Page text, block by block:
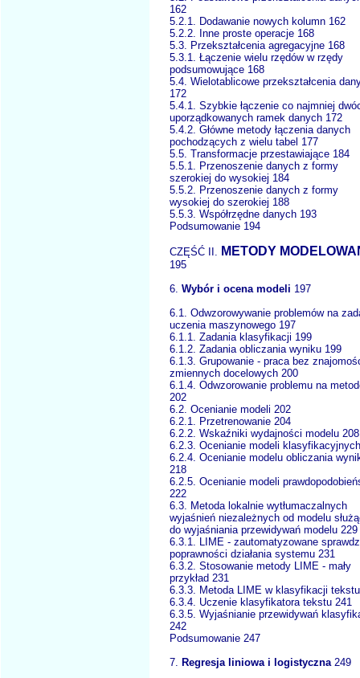
162
5.2.1. Dodawanie nowych kolumn 162
5.2.2. Inne proste operacje 168
5.3. Przekształcenia agregacyjne 168
5.3.1. Łączenie wielu rzędów w rzędy
podsumowujące 168
5.4. Wielotablicowe przekształcenia
172
5.4.1. Szybkie łączenie co najmniej
uporządkowanych ramek danych 172
5.4.2. Główne metody łączenia danych
pochodzących z wielu tabel 177
5.5. Transformacje przestawiające 184
5.5.1. Przenoszenie danych z formy
szerokiej do wysokiej 184
5.5.2. Przenoszenie danych z formy
wysokiej do szerokiej 188
5.5.3. Współrzędne danych 193
Podsumowanie 194
CZĘŚĆ II. METODY
195
6. Wybór i ocena modeli 197
6.1. Odwzorowywanie problemów na
uczenia maszynowego 197
6.1.1. Zadania klasyfikacji 199
6.1.2. Zadania obliczania wyniku 199
6.1.3. Grupowanie - praca bez
zmiennych docelowych 200
6.1.4. Odwzorowanie problemu na
202
6.2. Ocenianie modeli 202
6.2.1. Przetrenowanie 204
6.2.2. Wskaźniki wydajności modelu 208
6.2.3. Ocenianie modeli
6.2.4. Ocenianie modelu obliczania
218
6.2.5. Ocenianie modeli
222
6.3. Metoda lokalnie wytłumaczalnych
wyjaśnień niezależnych od modelu
do wyjaśniania przewidywań modelu 229
6.3.1. LIME - zautomatyzowane
poprawności działania systemu 231
6.3.2. Stosowanie metody LIME - mały
przykład 231
6.3.3. Metoda LIME w klasyfikacji
6.3.4. Uczenie klasyfikatora tekstu 241
6.3.5. Wyjaśnianie przewidywań
242
Podsumowanie 247
7. Regresja liniowa i logistyczna 249